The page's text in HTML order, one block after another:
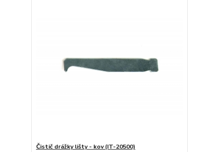
Čistič drážky lišty - kov (IT-20500)